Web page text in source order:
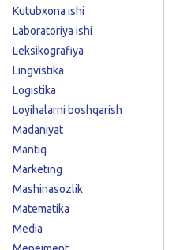
Kutubxona ishi
Laboratoriya ishi
Leksikografiya
Lingvistika
Logistika
Loyihalarni boshqarish
Madaniyat
Mantiq
Marketing
Mashinasozlik
Matematika
Media